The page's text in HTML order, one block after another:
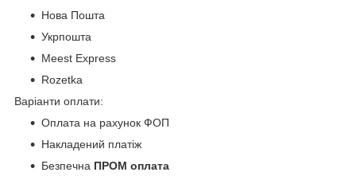
Нова Пошта
Укрпошта
Meest Express
Rozetka
Варіанти оплати:
Оплата на рахунок ФОП
Накладений платіж
Безпечна ПРОМ оплата